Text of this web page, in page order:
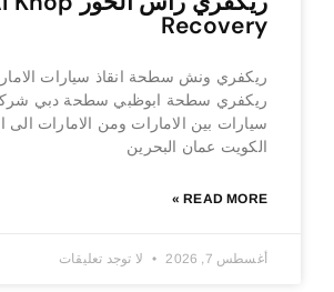
Recovery
ريكفري ونش سطحة انقاذ سيارات
ريكفري سطحة ابوظبي سطحة دبي
سيارات بين الامارات ومن الامارات الى
الكويت عمان البحرين
READ MORE »
أغسطس 7, 2026 لا توجد تعليقات